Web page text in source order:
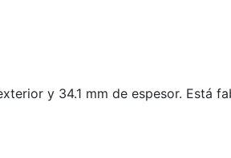
y 34.1 mm de espesor. Está